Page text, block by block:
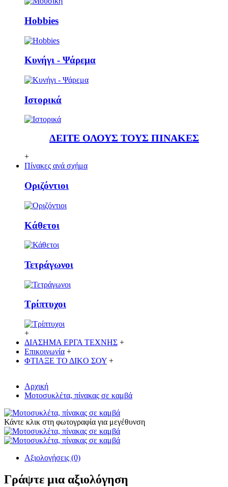
Ηobbies
Κυνήγι - Ψάρεμα
Ιστορικά
ΔΕΙΤΕ ΟΛΟΥΣ ΤΟΥΣ ΠΙΝΑΚΕΣ
+
Πίνακες ανά σχήμα
Οριζόντιοι
Κάθετoι
Τετράγωνοι
Τρίπτυχοι
+
ΔΙΑΣΗΜΑ ΕΡΓΑ ΤΕΧΝΗΣ +
Επικοινωνία +
ΦΤΙΑΞΕ ΤΟ ΔΙΚO ΣΟΥ +
Αρχική
Μοτοσυκλέτα, πίνακας σε καμβά
Κάντε κλικ στη φωτογραφία για μεγέθυνση
Αξιολογήσεις (0)
Γράψτε μια αξιολόγηση